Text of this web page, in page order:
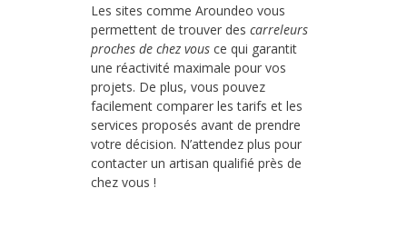
Les sites comme Aroundeo vous
permettent de trouver des carreleurs
proches de chez vous ce qui garantit
une réactivité maximale pour vos
projets. De plus, vous pouvez
facilement comparer les tarifs et les
services proposés avant de prendre
votre décision. N’attendez plus pour
contacter un artisan qualifié près de
chez vous !